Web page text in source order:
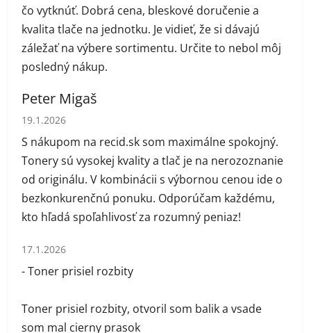
čo vytknúť. Dobrá cena, bleskové doručenie a
kvalita tlače na jednotku. Je vidieť, že si dávajú
záležať na výbere sortimentu. Určite to nebol môj
posledný nákup.
Peter Migaš
Hodnotenie obchodu je 5 z 5 hviezdičiek.
19.1.2026
S nákupom na recid.sk som maximálne spokojný.
Tonery sú vysokej kvality a tlač je na nerozoznanie
od originálu. V kombinácii s výbornou cenou ide o
bezkonkurenčnú ponuku. Odporúčam každému,
kto hľadá spoľahlivosť za rozumný peniaz!
Hodnotenie obchodu je 1 z 5 hviezdičiek.
17.1.2026
- Toner prisiel rozbity
Toner prisiel rozbity, otvoril som balik a vsade
som mal cierny prasok